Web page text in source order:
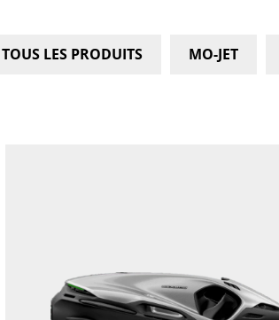
TOUS LES PRODUITS MO-JET